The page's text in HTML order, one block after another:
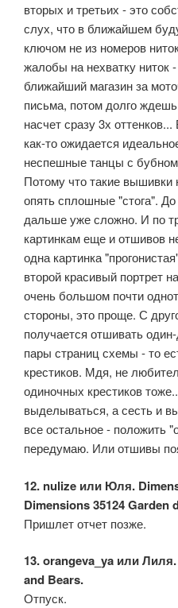
вторых и третьих - это
слух, что в ближайшем
ключом не из номеров
жалобы на нехватку ниток
ближайший магазин за
письма, потом долго
насчет сразу 3х
как-то ожидается
неспешные танцы с
Потому что такие вышивки
опять сплошные "стога".
дальше уже сложно. И по
картинкам еще и отшивов
одна картинка
второй красивый портрет
очень большом почти
стороны, это проще. С
получается отшивать
пары страниц схемы - то
крестиков. Мдя, не
одиночных крестиков
выделываться, а сесть и
все остальное - положить
передумаю. Или отшивы
12. nulize или Юля.
Dimensions 35124 Garden
Пришлет отчет позже.
13. orangeva_ya или
and Bears.
Отпуск.